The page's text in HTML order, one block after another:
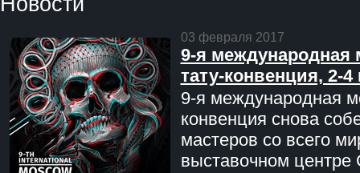
03 февраля 2017
9-я международная
тату-конвенция, 2-
9-я международная
конвенция снова
мастеров со всего
выставочном центре